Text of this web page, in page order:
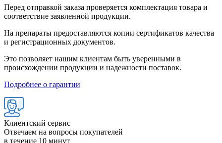
Перед отправкой заказа проверяется комплектация товара и
соответствие заявленной продукции.
На препараты предоставляются копии сертификатов качества
и регистрационных документов.
Это позволяет нашим клиентам быть уверенными в
происхождении продукции и надежности поставок.
Подробнее о гарантии
Клиентский сервис
Отвечаем на вопросы покупателей
в течение 10 минут